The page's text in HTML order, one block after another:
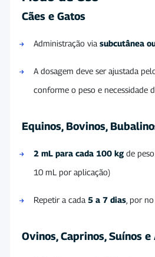
Cães e Gatos
Administração via subcutânea
A dosagem deve ser ajustada
conforme o peso e necessidade
Equinos, Bovinos,
2 mL para cada 100 kg de
10 mL por aplicação)
Repetir a cada 5 a 7 dias , por
Ovinos, Caprinos, Suínos